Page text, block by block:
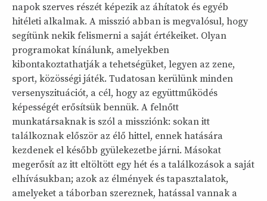
napok szerves részét képezik az áhítatok és egyéb
hitéleti alkalmak. A misszió abban is megvalósul, hogy
segítünk nekik felismerni a saját értékeiket. Olyan
programokat kínálunk, amelyekben
kibontakoztathatják a tehetségüket, legyen az zene,
sport, közösségi játék. Tudatosan kerülünk minden
versenyszituációt, a cél, hogy az együttműködés
képességét erősítsük bennük. A felnőtt
munkatársaknak is szól a missziónk: sokan itt
találkoznak először az élő hittel, ennek hatására
kezdenek el később gyülekezetbe járni. Másokat
megerősít az itt eltöltött egy hét és a találkozások a saját
elhívásukban; azok az élmények és tapasztalatok,
amelyeket a táborban szereznek, hatással vannak a